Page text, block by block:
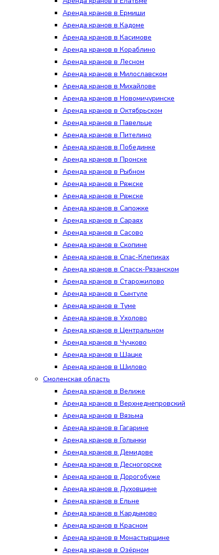
Аренда кранов в Ермиши
Аренда кранов в Кадоме
Аренда кранов в Касимове
Аренда кранов в Кораблино
Аренда кранов в Лесном
Аренда кранов в Милославском
Аренда кранов в Михайлове
Аренда кранов в Новомичуринске
Аренда кранов в Октябрьском
Аренда кранов в Павельце
Аренда кранов в Пителино
Аренда кранов в Побединке
Аренда кранов в Пронске
Аренда кранов в Рыбном
Аренда кранов в Ряжске
Аренда кранов в Ряжске
Аренда кранов в Сапожке
Аренда кранов в Сараях
Аренда кранов в Сасово
Аренда кранов в Скопине
Аренда кранов в Спас-Клепиках
Аренда кранов в Спасск-Рязанском
Аренда кранов в Старожилово
Аренда кранов в Сынтуле
Аренда кранов в Туме
Аренда кранов в Ухолово
Аренда кранов в Центральном
Аренда кранов в Чучково
Аренда кранов в Шацке
Аренда кранов в Шилово
Смоленская область
Аренда кранов в Велиже
Аренда кранов в Верхнеднепровский
Аренда кранов в Вязьма
Аренда кранов в Гагарине
Аренда кранов в Голынки
Аренда кранов в Демидове
Аренда кранов в Десногорске
Аренда кранов в Дорогобуже
Аренда кранов в Духовщине
Аренда кранов в Ельне
Аренда кранов в Кардымово
Аренда кранов в Красном
Аренда кранов в Монастырщине
Аренда кранов в Озёрном